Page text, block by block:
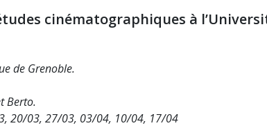
cinématographiques à
de Grenoble.
Berto.
20/03, 27/03, 03/04, 10/04, 17/04